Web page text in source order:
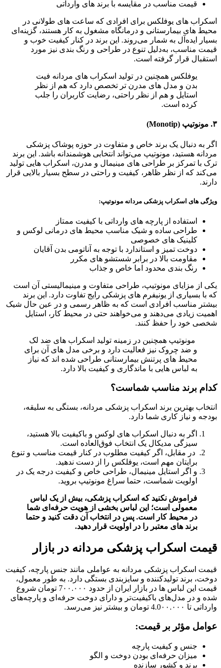
قیمت مناسب در مقایسه با برند های وارداتی
اسکراب‌ های یوفلکس برای افرادی که ساعت‌ های طولانی در
محیط‌ های بیمارستانی و درمانگاه مشغول به کار هستند، گزینه‌ای
بسیار ایده‌آل به شمار می‌روند. این برند در کنار کیفیت خوب و
قیمت مناسب، به‌دلیل تنوع در طراحی و رنگ‌ بندی نیز مورد
استقبال قرار گرفته است.
یوفلکس همچنین در تولید اسکراب‌ های مردانه فیت
بدن و مدل‌ های مدرن‌ تر تخصص دارد که هم از نظر
استایل و هم از نظر راحتی، رضایت کاربران را جلب
کرده است.
۳. مونوتیپ (Monotip)
اگر به‌ دنبال یک برند خاص و متفاوت در حوزه پوشاک پزشکی
مردانه هستید، مونوتیپ می‌تواند انتخابی هوشمندانه باشد. این برند
ترک با تمرکز بر طراحی‌ های مینیمال و مدرن، اسکراب‌ هایی تولید
می‌کند که از نظر ظاهر، کیفیت و راحتی در سطح بسیار بالایی قرار
دارند.
ویژگی‌ های اسکراب پزشکی مردانه مونوتیپ:
استفاده از پارچه‌ های وارداتی با کیفیت ممتاز
طراحی ساده و شیک مناسب محیط‌ های درمانی لوکس و
کلینیک‌ های خصوصی
دوخت تمیز و استاندارد با توجه به آناتومی بدن آقایان
مقاومت بالا در برابر شستشو های مکرر
رنگ‌ بندی محدود اما خاص و جذاب
یکی از مزایای مونوتیپ، طراحی متفاوت و مینیمالیستی آن است
که با بسیاری از یونیفرم‌ های پزشکی رایج تفاوت دارد. این برند
بیشتر مناسب افرادی است که به ظاهر رسمی و در عین حال شیک
اهمیت زیادی می‌دهند و می‌خواهند حتی در محیط کار، استایل
شخصی خود را حفظ کنند.
مونوتیپ همچنین در زمینه تولید اسکراب‌ های ضد لک
و ضد چروک نیز فعالیت دارد و برخی مدل‌ های آن برای
محیط‌ های پرتنش بیمارستانی طراحی شده‌ اند که نیاز
به لباس‌ هایی با ماندگاری و کیفیت بالا دارد.
کدام برند مناسب شماست؟
انتخاب بهترین برند اسکراب پزشکی مردانه، بستگی به سلیقه،
بودجه و نیاز کاری شما دارد.
اگر به‌ دنبال اسکراب‌ های لوکس و باکیفیت بالا هستید،
سیزگی مدیکال یک انتخاب فوق‌العاده است.
در مقابل، اگر کیفیت مطلوب در کنار قیمت مناسب و تنوع
برایتان مهم است، یوفلکس را از دست ندهید.
و اگر استایل مینیمال، طراحی خاص و کیفیت درجه‌ یک در
اولویت شماست، حتما سراغ مونوتیپ بروید.
فراموش نکنید که اسکراب پزشکی، بیش از یک لباس
معمولی است؛ این لباس بخشی از هویت حرفه‌ای شما
در محیط کار است. پس در انتخاب آن دقت کنید و حتما
برند های معتبر را در اولویت قرار دهید.
قیمت اسکراب پزشکی مردانه در بازار
قیمت اسکراب پزشکی مردانه به عواملی مانند جنس پارچه، کیفیت
دوخت، برند تولیدکننده و سایزبندی بستگی دارد. به طور معمول،
قیمت این لباس‌ ها در بازار ایران از حدود 7۰۰.۰۰۰ تومان شروع
شده و در مدل‌های باکیفیت‌تر و دارای دوخت حرفه‌ای و پارچه‌های
وارداتی تا 4.0۰۰.۰۰۰ تومان و بیشتر نیز می‌رسد.
عوامل مؤثر بر قیمت:
جنس و کیفیت پارچه
میزان حرفه‌ای بودن دوخت و الگو
برند و کشور سازنده